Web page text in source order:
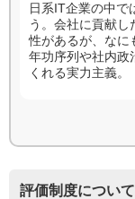
日系IT企業の中で
う。会社に貢献
性があるが、なに
年功序列や社内政
くれる実力主義。
評価制度につい